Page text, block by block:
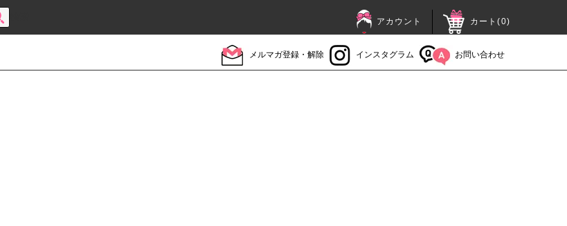
アカウント カート(0)
メルマガ登録・解除 インスタグラム お問い合わせ